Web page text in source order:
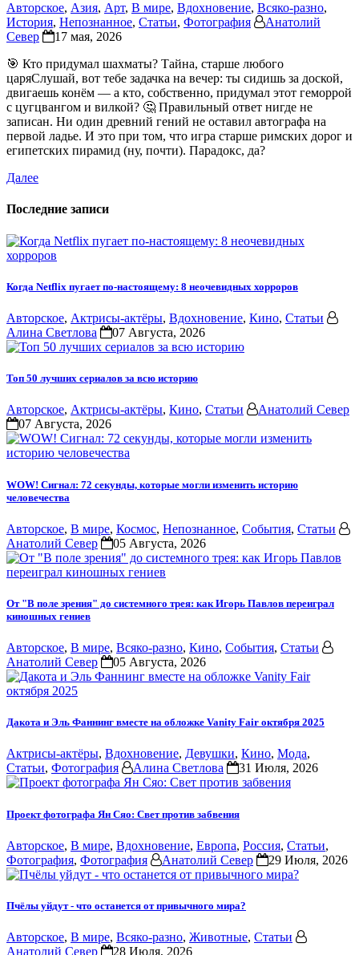
Авторское, Азия, Арт, В мире, Вдохновение, Всяко-разно,
История, Непознанное, Статьи, Фотография
Анатолий
Север
17 мая, 2026
🎯 Кто придумал шахматы? Тайна, старше любого
царяСлушай, вот тебе задачка на вечер: ты сидишь за доской,
двигаешь конём — а кто, собственно, придумал этот геморрой
с цугцвангом и вилкой? 🤔 Правильный ответ нигде не
записан. Ни один древний гений не оставил автографа на
первой ладье. И это при том, что игра старше римских дорог и
египетских пирамид (ну, почти). Парадокс, да?
Далее
Последние записи
Когда Netflix пугает по-настоящему: 8 неочевидных хорроров
Авторское, Актрисы-актёры, Вдохновение, Кино, Статьи
Алина Светлова
07 Августа, 2026
Топ 50 лучших сериалов за всю историю
Авторское, Актрисы-актёры, Кино, Статьи
Анатолий Север
07 Августа, 2026
WOW! Сигнал: 72 секунды, которые могли изменить историю
человечества
Авторское, В мире, Космос, Непознанное, События, Статьи
Анатолий Север
05 Августа, 2026
От "В поле зрения" до системного трея: как Игорь Павлов переиграл
киношных гениев
Авторское, В мире, Всяко-разно, Кино, События, Статьи
Анатолий Север
05 Августа, 2026
Дакота и Эль Фаннинг вместе на обложке Vanity Fair октября 2025
Актрисы-актёры, Вдохновение, Девушки, Кино, Мода,
Статьи, Фотография Алина Светлова 31 Июля, 2026
Проект фотографа Ян Сяо: Свет против забвения
Авторское, В мире, Вдохновение, Европа, Россия, Статьи,
Фотография, Фотография Анатолий Север 29 Июля, 2026
Пчёлы уйдут - что останется от привычного мира?
Авторское, В мире, Всяко-разно, Животные, Статьи
Анатолий Север
28 Июля, 2026